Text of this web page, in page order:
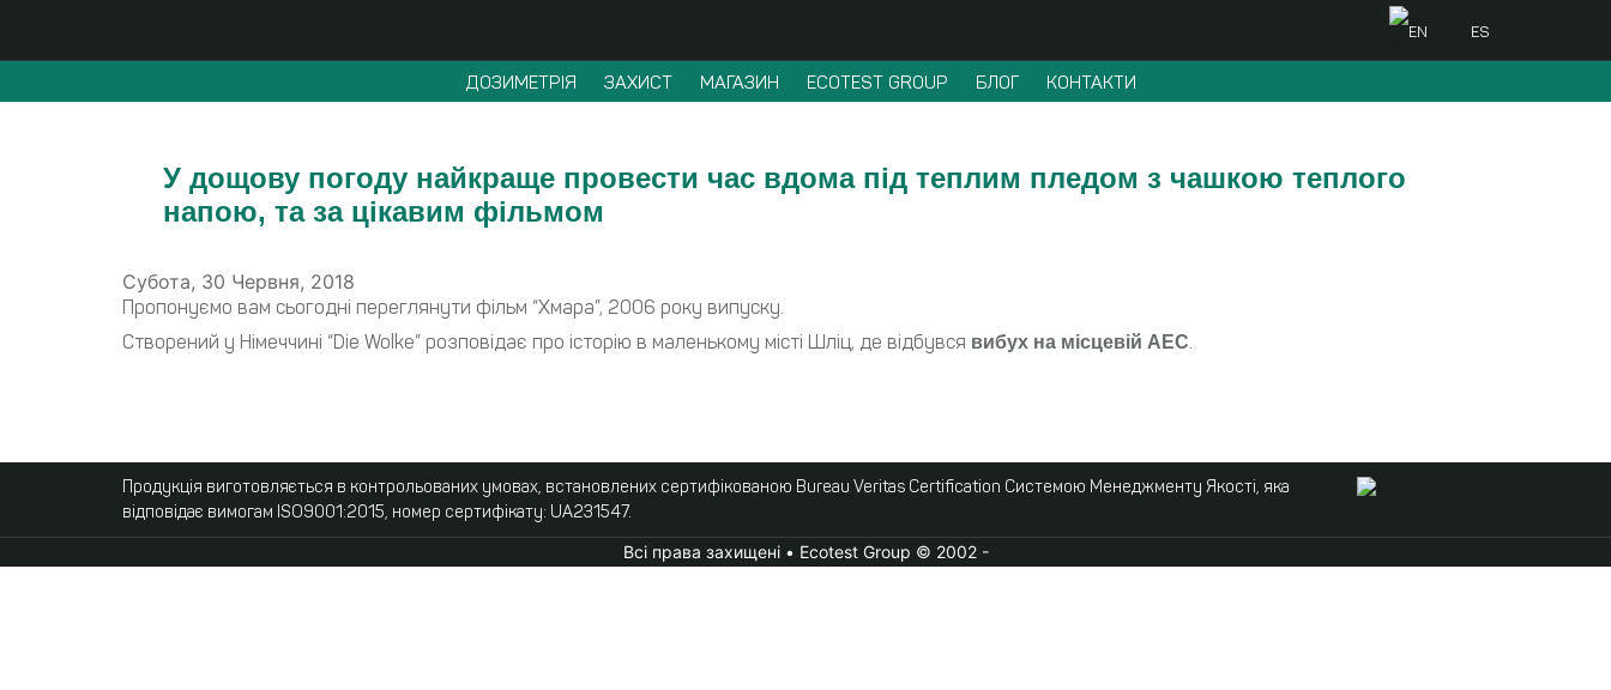
EN ES
ДОЗИМЕТРІЯ ЗАХИСТ МАГАЗИН ECOTEST GROUP БЛОГ КОНТАКТИ
У дощову погоду найкраще провести час вдома під теплим пледом з чашкою теплого
напою, та за цікавим фільмом
Субота, 30 Червня, 2018
Пропонуємо вам сьогодні переглянути фільм “Хмара”, 2006 року випуску.
Створений у Німеччині “Die Wolke” розповідає про історію в маленькому місті Шліц, де відбувся вибух на місцевій АЕС.
Продукція виготовляється в контрольованих умовах, встановлених сертифікованою Bureau Veritas Certification Системою Менеджменту Якості, яка
відповідає вимогам ISO9001:2015, номер сертифікату: UA231547.
Всі права захищені • Ecotest Group © 2002 -